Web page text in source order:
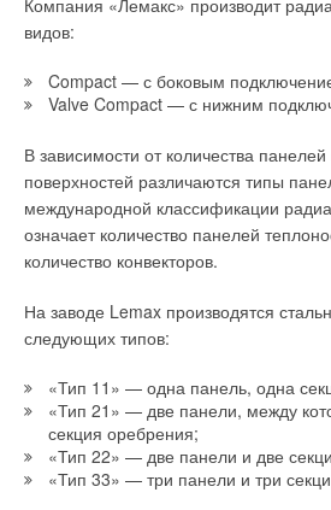
видов:
Compact — с боковым
Valve Compact — с нижним
В зависимости от количества
поверхностей различаются типы
международной классификации
означает количество панелей
количество конвекторов.
На заводе Lemax производятся
следующих типов:
«Тип 11» — одна панель, одна
«Тип 21» — две панели, между
секция оребрения;
«Тип 22» — две панели и две
«Тип 33» — три панели и три
Если сравнить это со стоимостью
январь 2018 года было бы потрачено
то есть 106 596 руб., соответственно,
которые надо выбирать.
Итак, отопление тепловыми насосами
дешевле, чем центральное
стоимости 1974 руб. за 1 Гкал.
Возьмём традиционное
которые удалось собрать в
потребит около 40–50 кВт·ч
задачу входит выработка холода в
пять дней в неделю, отсюда нетрудно
будет стоить за летний сезон —
Результаты расчётов на девятый год
изображены на рис. 3 и 4.
Стоимость энергии, потребляемой